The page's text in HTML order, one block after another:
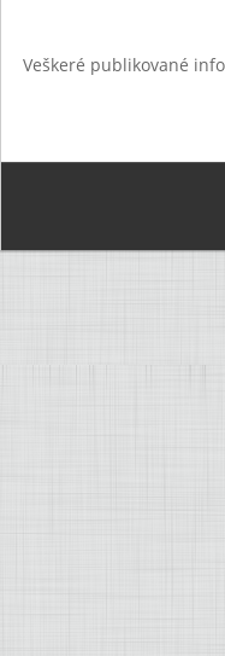
Veškeré publikované